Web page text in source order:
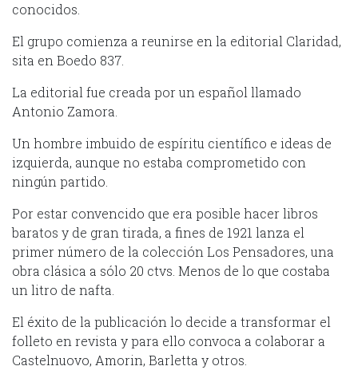
conocidos.
El grupo comienza a reunirse en la editorial Claridad,
sita en Boedo 837.
La editorial fue creada por un español llamado
Antonio Zamora.
Un hombre imbuido de espíritu científico e ideas de
izquierda, aunque no estaba comprometido con
ningún partido.
Por estar convencido que era posible hacer libros
baratos y de gran tirada, a fines de 1921 lanza el
primer número de la colección Los Pensadores, una
obra clásica a sólo 20 ctvs. Menos de lo que costaba
un litro de nafta.
El éxito de la publicación lo decide a transformar el
folleto en revista y para ello convoca a colaborar a
Castelnuovo, Amorin, Barletta y otros.